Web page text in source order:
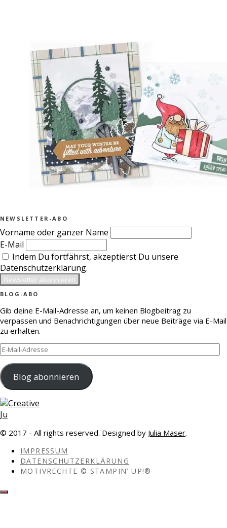
NEWSLETTER-ABO
Vorname oder ganzer Name
E-Mail
Indem Du fortfährst, akzeptierst Du unsere
Datenschutzerklärung.
BLOG-ABO
Gib deine E-Mail-Adresse an, um keinen Blogbeitrag zu
verpassen und Benachrichtigungen über neue Beiträge via E-Mail
zu erhalten.
E-
Mail-
Adresse
Blog abonnieren
© 2017 - All rights reserved. Designed by Julia Maser.
IMPRESSUM
DATENSCHUTZERKLÄRUNG
MOTIVRECHTE © STAMPIN’ UP!®